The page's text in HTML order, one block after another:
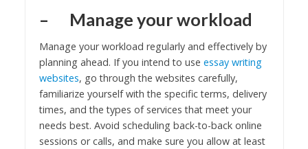
– Manage your workload
Manage your workload regularly and effectively by
planning ahead. If you intend to use essay writing
websites, go through the websites carefully,
familiarize yourself with the specific terms, delivery
times, and the types of services that meet your
needs best. Avoid scheduling back-to-back online
sessions or calls, and make sure you allow at least